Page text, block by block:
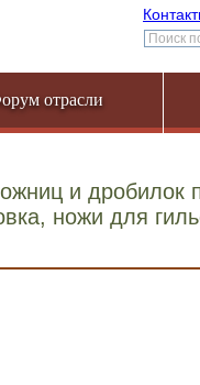
отрасли
и дробилок
ножи для